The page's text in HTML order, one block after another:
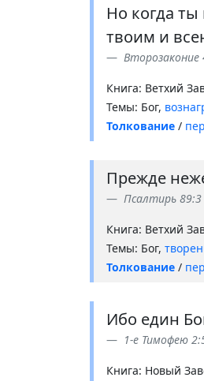
Но когда
твоим и
Второзаконие
Книга: Ветхий
Темы: Бог,
Толкование /
Прежде
Псалтирь 89:3
Книга: Ветхий
Темы: Бог,
Толкование /
Ибо един
1-е Тимофею
Книга: Новый